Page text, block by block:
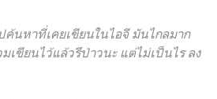
ค้นหาที่เคยเขียนในไอจี มันไกลมาก
เขียนไว้แล้วรึป่าวนะ แต่ไม่เป็นไร ลง